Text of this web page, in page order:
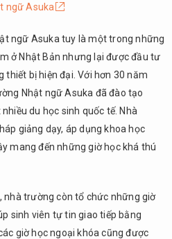
ngữ Asuka
ngữ Asuka tuy là một trong những
ở Nhật Bản nhưng lại được đầu tư
thiết bị hiện đại. Với hơn 30 năm
Nhật ngữ Asuka đã đào tạo
du học sinh quốc tế. Nhà
giảng dạy, áp dụng khoa học
mang đến những giờ học khá thú
nhà trường còn tổ chức những giờ
sinh viên tự tin giao tiếp bằng
giờ học ngoại khóa cũng được